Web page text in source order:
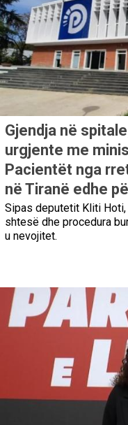
Gjendja në
urgjente me
Pacientët nga
në Tiranë edhe
Sipas deputetit Kliti
shtesë dhe procedura
u nevojitet.